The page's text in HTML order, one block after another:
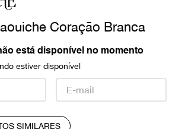
Coração Branca
está disponível no momento
estiver disponível
SIMILARES